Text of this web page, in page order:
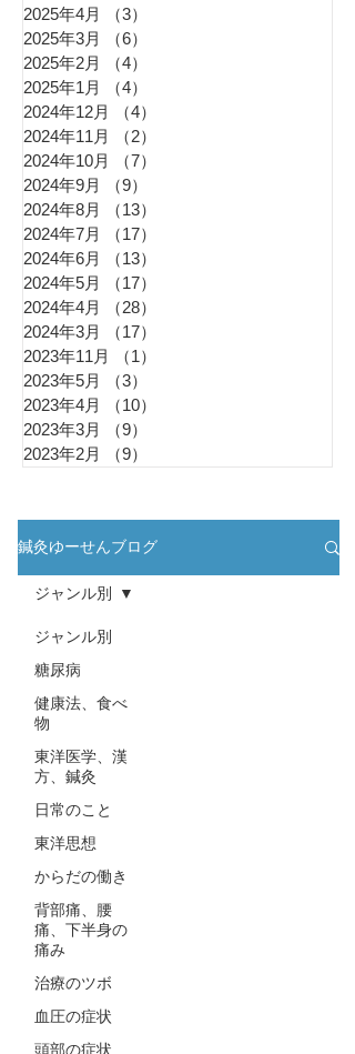
2025年4月
（3）
2025年3月
（6）
2025年2月
（4）
2025年1月
（4）
2024年12月
（4）
2024年11月
（2）
2024年10月
（7）
2024年9月
（9）
2024年8月
（13）
2024年7月
（17）
2024年6月
（13）
2024年5月
（17）
2024年4月
（28）
2024年3月
（17）
2023年11月
（1）
2023年5月
（3）
2023年4月
（10）
2023年3月
（9）
2023年2月
（9）
鍼灸ゆーせんブログ
ジャンル別
糖尿病
健康法、食べ
物
東洋医学、漢
方、鍼灸
日常のこと
東洋思想
からだの働き
背部痛、腰
痛、下半身の
痛み
治療のツボ
血圧の症状
頭部の症状
ジャンル別